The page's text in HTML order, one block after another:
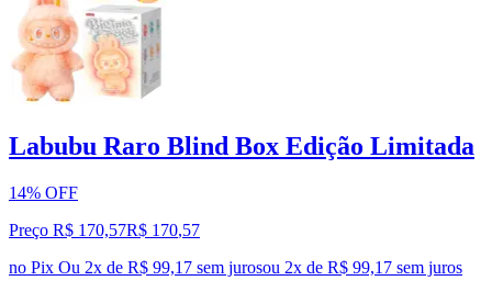
Labubu Raro Blind Box Edição Limitada
14% OFF
Preço R$ 170,57R$ 170,57
no Pix Ou 2x de R$ 99,17 sem jurosou 2x de R$ 99,17 sem juros